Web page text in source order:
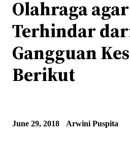
Olahraga agar
Terhindar
Gangguan
Berikut
June 29, 2018 Arwini Puspita